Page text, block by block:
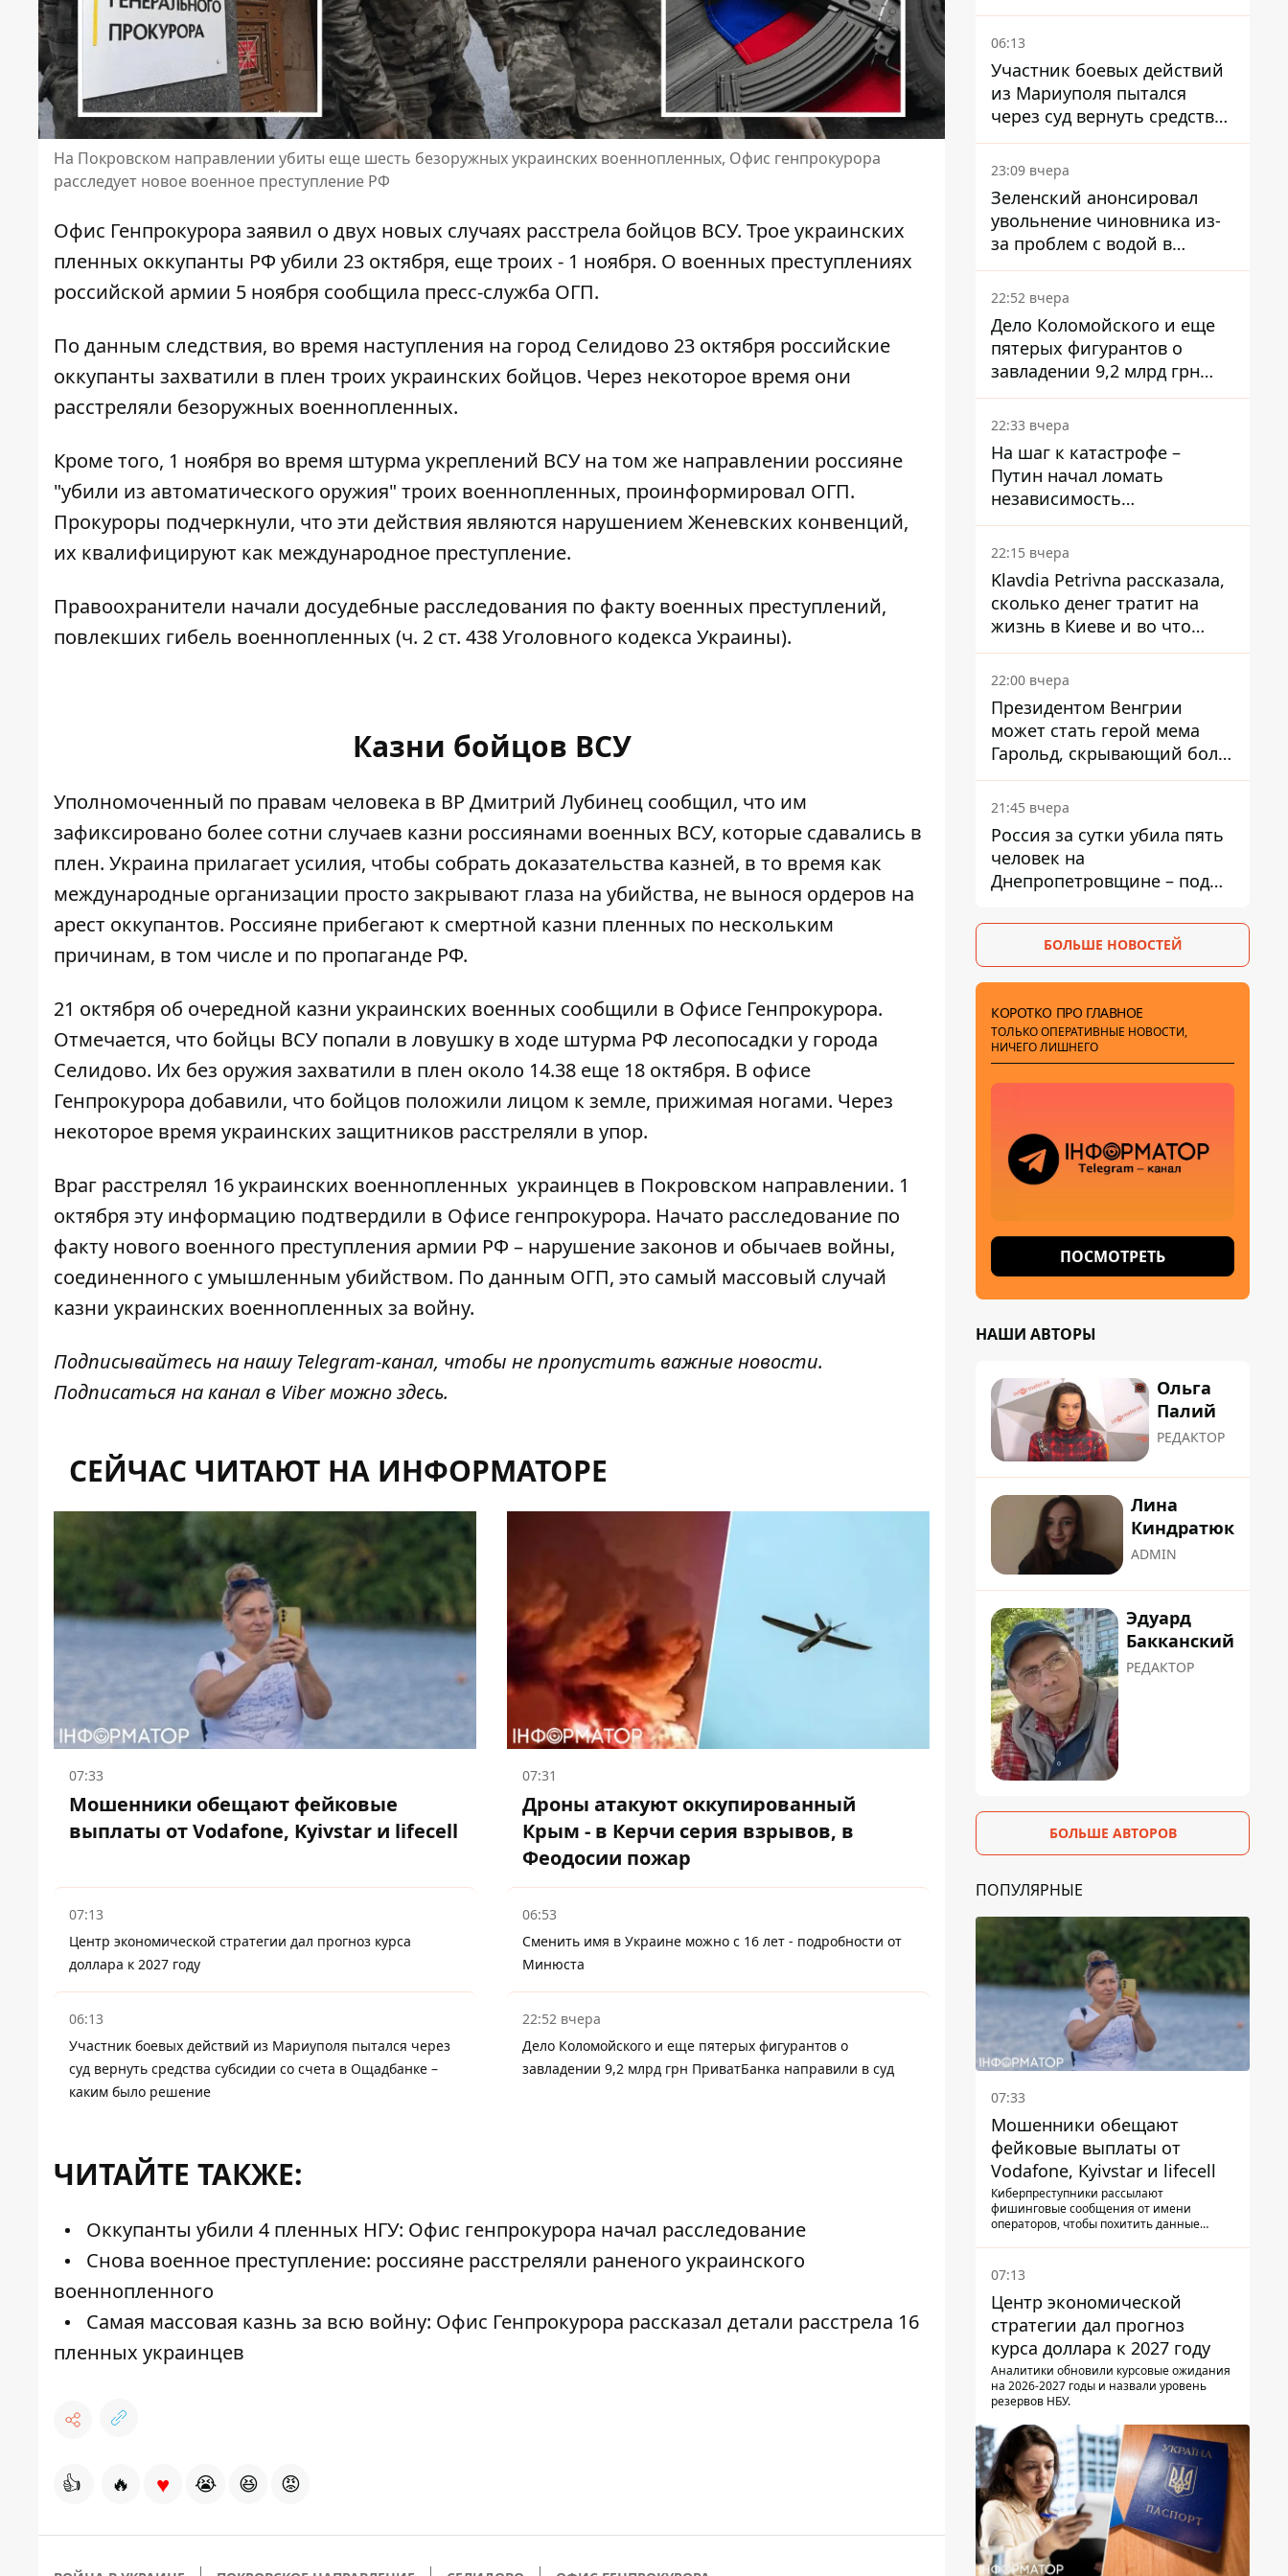
На Покровском направлении убиты еще шесть безоружных украинских военнопленных, Офис генпрокурора
расследует новое военное преступление РФ
Офис Генпрокурора заявил о двух новых случаях расстрела бойцов ВСУ. Трое украинских
пленных оккупанты РФ убили 23 октября, еще троих - 1 ноября. О военных преступлениях
российской армии 5 ноября сообщила пресс-служба ОГП.
По данным следствия, во время наступления на город Селидово 23 октября российские
оккупанты захватили в плен троих украинских бойцов. Через некоторое время они
расстреляли безоружных военнопленных.
Кроме того, 1 ноября во время штурма укреплений ВСУ на том же направлении россияне
"убили из автоматического оружия" троих военнопленных, проинформировал ОГП.
Прокуроры подчеркнули, что эти действия являются нарушением Женевских конвенций,
их квалифицируют как международное преступление.
Правоохранители начали досудебные расследования по факту военных преступлений,
повлекших гибель военнопленных (ч. 2 ст. 438 Уголовного кодекса Украины).
Казни бойцов ВСУ
Уполномоченный по правам человека в ВР Дмитрий Лубинец сообщил, что им
зафиксировано более сотни случаев казни россиянами военных ВСУ, которые сдавались в
плен. Украина прилагает усилия, чтобы собрать доказательства казней, в то время как
международные организации просто закрывают глаза на убийства, не вынося ордеров на
арест оккупантов. Россияне прибегают к смертной казни пленных по нескольким
причинам, в том числе и по пропаганде РФ.
21 октября об очередной казни украинских военных сообщили в Офисе Генпрокурора.
Отмечается, что бойцы ВСУ попали в ловушку в ходе штурма РФ лесопосадки у города
Селидово. Их без оружия захватили в плен около 14.38 еще 18 октября. В офисе
Генпрокурора добавили, что бойцов положили лицом к земле, прижимая ногами. Через
некоторое время украинских защитников расстреляли в упор.
Враг расстрелял 16 украинских военнопленных украинцев в Покровском направлении. 1
октября эту информацию подтвердили в Офисе генпрокурора. Начато расследование по
факту нового военного преступления армии РФ – нарушение законов и обычаев войны,
соединенного с умышленным убийством. По данным ОГП, это самый массовый случай
казни украинских военнопленных за войну.
Подписывайтесь на нашу Telegram-канал, чтобы не пропустить важные новости.
Подписаться на канал в Viber можноздесь.
СЕЙЧАС ЧИТАЮТ НА ИНФОРМАТОРЕ
07:33
Мошенники обещают фейковые
выплаты от Vodafone, Kyivstar и lifecell
07:31
Дроны атакуют оккупированный
Крым - в Керчи серия взрывов, в
Феодосии пожар
07:13
Центр экономической стратегии дал прогноз курса
доллара к 2027 году
06:53
Сменить имя в Украине можно с 16 лет - подробности от
Минюста
06:13
Участник боевых действий из Мариуполя пытался через
суд вернуть средства субсидии со счета в Ощадбанке –
каким было решение
22:52 вчера
Дело Коломойского и еще пятерых фигурантов о
завладении 9,2 млрд грн ПриватБанка направили в суд
ЧИТАЙТЕ ТАКЖЕ:
Оккупанты убили 4 пленных НГУ: Офис генпрокурора начал расследование
Снова военное преступление: россияне расстреляли раненого украинского
военнопленного
Самая массовая казнь за всю войну: Офис Генпрокурора рассказал детали расстрела 16
пленных украинцев
👍 🔥 ♥ 😭 😆 😡
06:13
Участник боевых действий
из Мариуполя пытался
через суд вернуть средства
субсидии со счета в
Ощадбанке – каким было
решение
23:09 вчера
Зеленский анонсировал
увольнение чиновника из-
за проблем с водой в
Марганце
22:52 вчера
Дело Коломойского и еще
пятерых фигурантов о
завладении 9,2 млрд грн
ПриватБанка направили в
суд
22:33 вчера
На шаг к катастрофе –
Путин начал ломать
независимость
собственного Центробанка,
заставив снизить базовую
ставку
22:15 вчера
Klavdia Petrivna рассказала,
сколько денег тратит на
жизнь в Киеве и во что
вкладывает миллионы
22:00 вчера
Президентом Венгрии
может стать герой мема
Гарольд, скрывающий боль
– он возглавил народное
голосование
21:45 вчера
Россия за сутки убила пять
человек на
Днепропетровщине – под
районов области
БОЛЬШЕ НОВОСТЕЙ
КОРОТКО ПРО ГЛАВНОЕ
ТОЛЬКО ОПЕРАТИВНЫЕ НОВОСТИ,
НИЧЕГО ЛИШНЕГО
ПОСМОТРЕТЬ
НАШИ АВТОРЫ
Ольга
Палий
РЕДАКТОР
Лина
Киндратюк
ADMIN
Эдуард
Бакканский
РЕДАКТОР
БОЛЬШЕ АВТОРОВ
ПОПУЛЯРНЫЕ
07:33
Мошенники обещают
фейковые выплаты от
Vodafone, Kyivstar и lifecell
Киберпреступники рассылают
фишинговые сообщения от имени
операторов, чтобы похитить данные
07:13
Центр экономической
стратегии дал прогноз
курса доллара к 2027 году
Аналитики обновили курсовые ожидания
на 2026-2027 годы и назвали уровень
резервов НБУ.